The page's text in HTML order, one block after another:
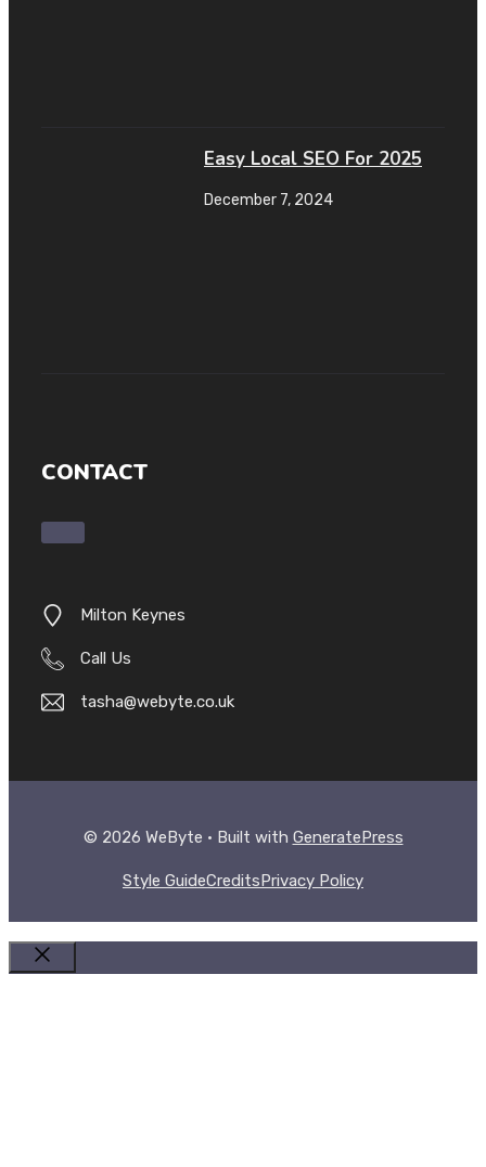
Easy Local SEO For 2025
December 7, 2024
CONTACT
Milton Keynes
Call Us
tasha@webyte.co.uk
© 2026 WeByte • Built with GeneratePress
Style GuideCreditsPrivacy Policy
Close